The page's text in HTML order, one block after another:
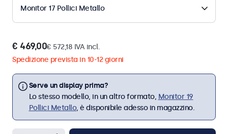
Monitor 17 Pollici Metallo
€ 469,00€ 572,18 IVA incl.
Spedizione prevista in 10-12 giorni
Serve un display prima?
Lo stesso modello, in un altro formato, Monitor 19
Pollici Metallo, è disponibile adesso in magazzino.